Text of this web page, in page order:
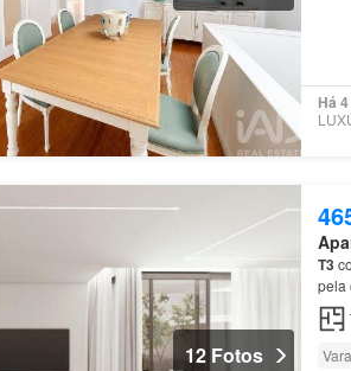
Há
12 Fotos
T3
pela